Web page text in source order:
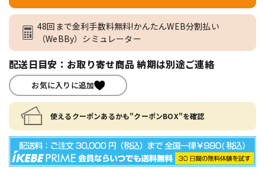
48回まで金利手数料無料!かんたんWEB分割払い
（WeBBy）シミュレーター
配送日目安：お取り寄せ商品 納期は別途ご連絡
お気に入りに追加
使えるクーポンあるかも"クーポンBOX"を確認